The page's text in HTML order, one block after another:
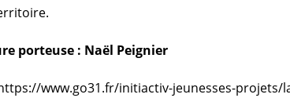
porteuse : Naël Peignier
www.go31.fr/initiactiv-jeunesses-projets/